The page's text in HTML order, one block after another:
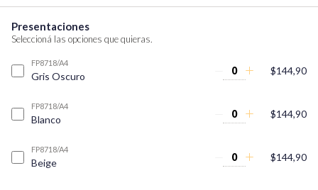
Presentaciones
Seleccioná las opciones que quieras.
FP8718/A4
Gris Oscuro $144,90
FP8718/A4
Blanco $144,90
FP8718/A4
Beige $144,90